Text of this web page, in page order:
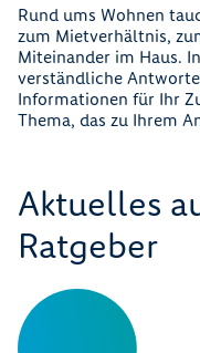
Rund ums Wohnen
zum Mietverhältnis,
Miteinander im Haus.
verständliche
Informationen für Ihr
Thema, das zu Ihrem
Aktuelles
Ratgeber